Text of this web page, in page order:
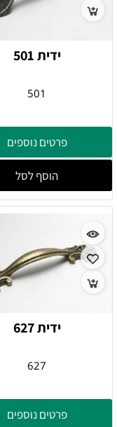
ידית 501
501
פרטים נוספים
הוסף לסל
ידית 627
627
פרטים נוספים